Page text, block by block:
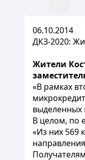
06.10.2014
ДКЗ-2020:
Жители
«В рамках
выделенных
В целом, по
«Из них 569